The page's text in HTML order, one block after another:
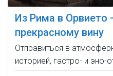
Из Рима в Орвието
прекрасному вину
Отправиться в
историей, гастро- и эно-